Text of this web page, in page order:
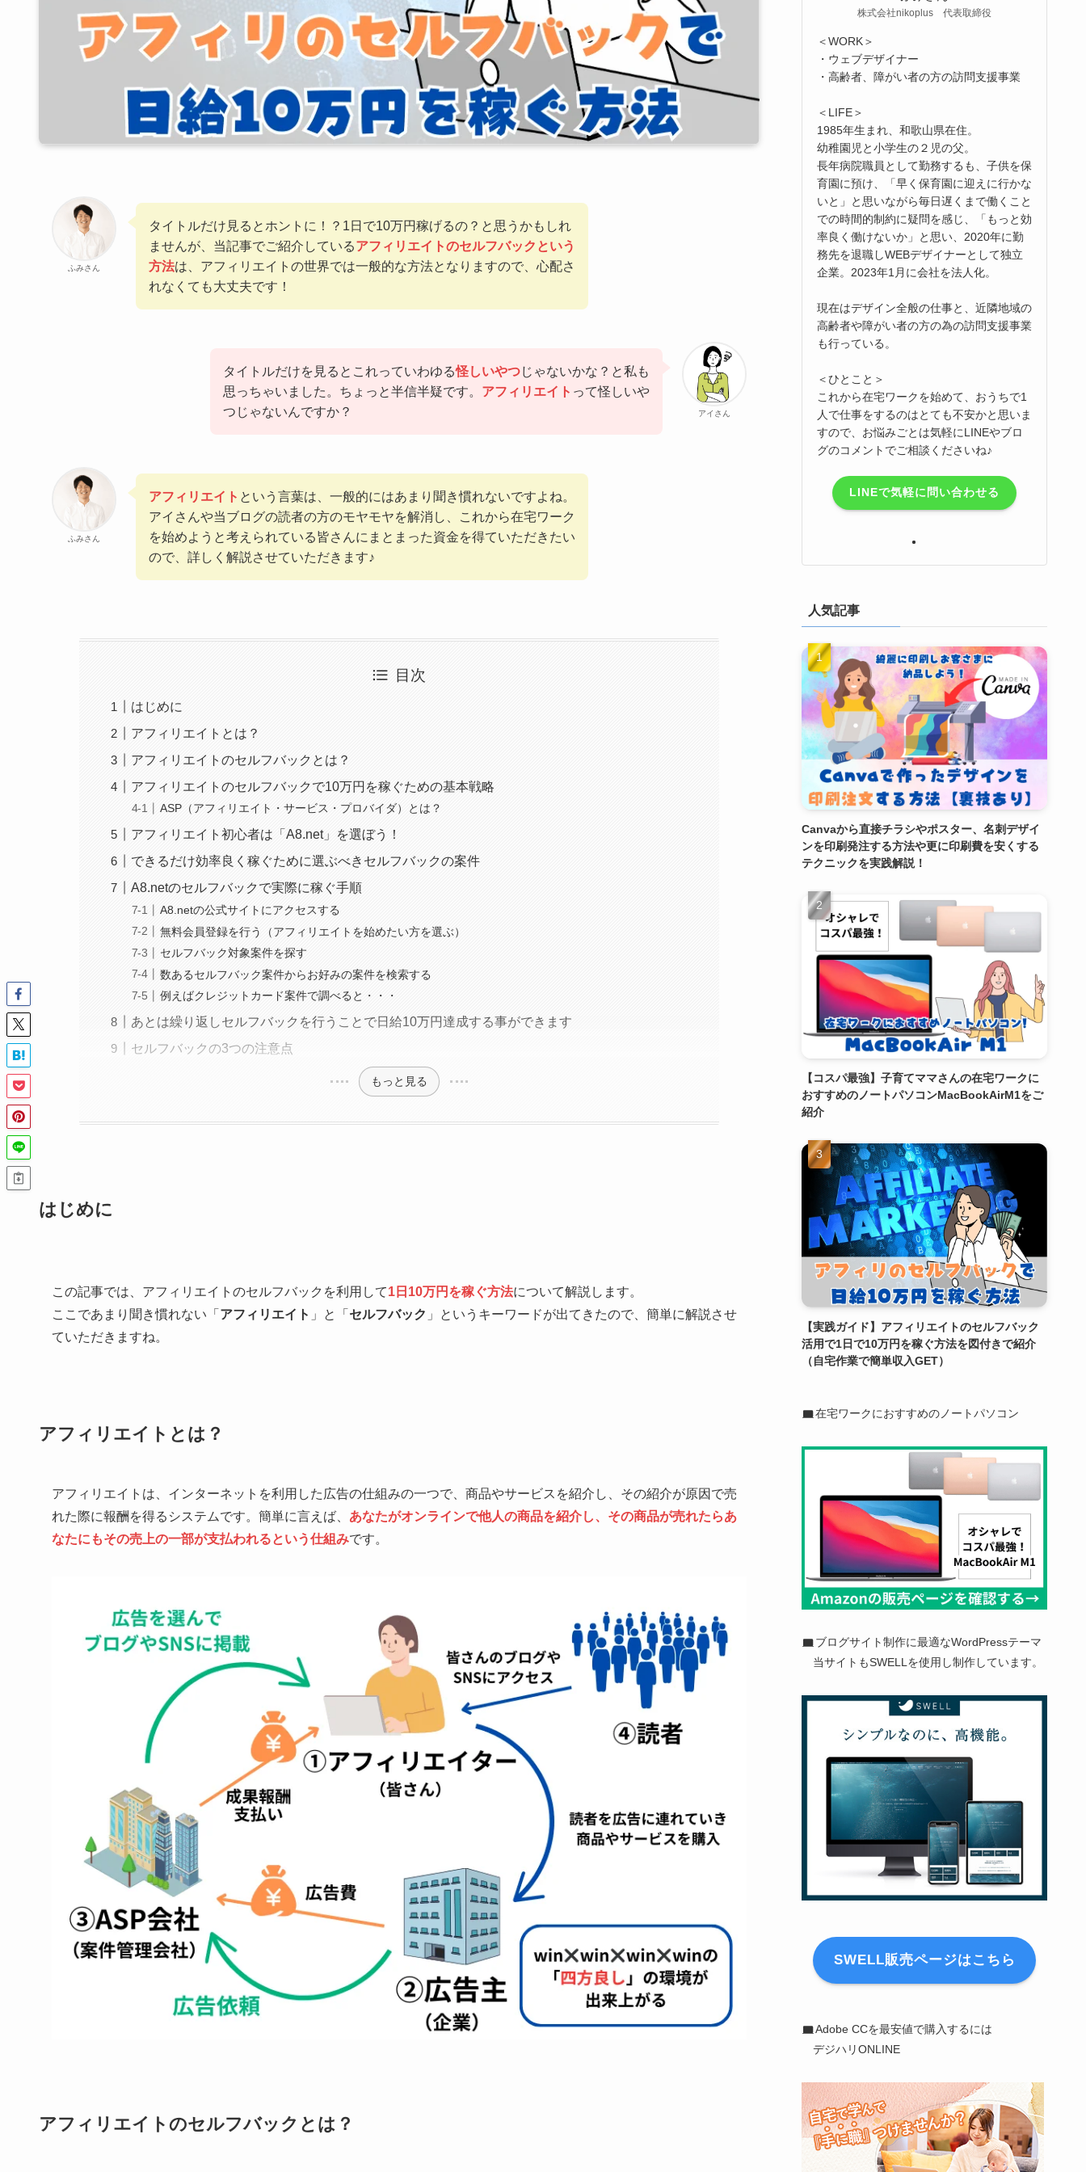
ふみさん
タイトルだけ見るとホントに！？1日で10万円稼げるの？と思うかもしれ
ませんが、当記事でご紹介しているアフィリエイトのセルフバックという
方法は、アフィリエイトの世界では一般的な方法となりますので、心配さ
れなくても大丈夫です！
アイさん
タイトルだけを見るとこれっていわゆる怪しいやつじゃないかな？と私も
思っちゃいました。ちょっと半信半疑です。 アフィリエイト って怪しいや
つじゃないんですか？
ふみさん
アフィリエイト という言葉は、一般的にはあまり聞き慣れないですよね。
アイさんや当ブログの読者の方のモヤモヤを解消し、これから在宅ワーク
を始めようと考えられている皆さんにまとまった資金を得ていただきたい
ので、詳しく解説させていただきます♪
目次
はじめに
アフィリエイトとは？
アフィリエイトのセルフバックとは？
アフィリエイトのセルフバックで10万円を稼ぐための基本戦略
ASP（アフィリエイト・サービス・プロバイダ）とは？
アフィリエイト初心者は「A8.net」を選ぼう！
できるだけ効率良く稼ぐために選ぶべきセルフバックの案件
A8.netのセルフバックで実際に稼ぐ手順
A8.netの公式サイトにアクセスする
無料会員登録を行う（アフィリエイトを始めたい方を選ぶ）
セルフバック対象案件を探す
数あるセルフバック案件からお好みの案件を検索する
例えばクレジットカード案件で調べると・・・
あとは繰り返しセルフバックを行うことで日給10万円達成する事ができます
セルフバックの3つの注意点
もっと見る
はじめに
この記事では、アフィリエイトのセルフバックを利用して1日10万円を稼ぐ方法について解説します。
ここであまり聞き慣れない「 アフィリエイト 」と「 セルフバック 」というキーワードが出てきたので、簡単に解説させ
ていただきますね。
アフィリエイトとは？
アフィリエイトは、インターネットを利用した広告の仕組みの一つで、商品やサービスを紹介し、その紹介が原因で売
れた際に報酬を得るシステムです。簡単に言えば、 あなたがオンラインで他人の商品を紹介し、その商品が売れたらあ
なたにもその売上の一部が支払われるという仕組みです。
アフィリエイトのセルフバックとは？
株式会社nikoplus 代表取締役
＜WORK＞
・ウェブデザイナー
・高齢者、障がい者の方の訪問支援事業
＜LIFE＞
1985年生まれ、和歌山県在住。
幼稚園児と小学生の２児の父。
長年病院職員として勤務するも、子供を保
育園に預け、「早く保育園に迎えに行かな
いと」と思いながら毎日遅くまで働くこと
での時間的制約に疑問を感じ、「もっと効
率良く働けないか」と思い、2020年に勤
務先を退職しWEBデザイナーとして独立
企業。2023年1月に会社を法人化。
現在はデザイン全般の仕事と、近隣地域の
高齢者や障がい者の方の為の訪問支援事業
も行っている。
＜ひとこと＞
これから在宅ワークを始めて、おうちで1
人で仕事をするのはとても不安かと思いま
すので、お悩みごとは気軽にLINEやブロ
グのコメントでご相談くださいね♪
LINEで気軽に問い合わせる
人気記事
Canvaから直接チラシやポスター、名刺デザイ
ンを印刷発注する方法や更に印刷費を安くする
テクニックを実践解説！
【コスパ最強】子育てママさんの在宅ワークに
おすすめのノートパソコンMacBookAirM1をご
紹介
【実践ガイド】アフィリエイトのセルフバック
活用で1日で10万円を稼ぐ方法を図付きで紹介
（自宅作業で簡単収入GET）
在宅ワークにおすすめのノートパソコン
ブログサイト制作に最適なWordPressテーマ
当サイトもSWELLを使用し制作しています。
SWELL販売ページはこちら
Adobe CCを最安値で購入するには
デジハリONLINE